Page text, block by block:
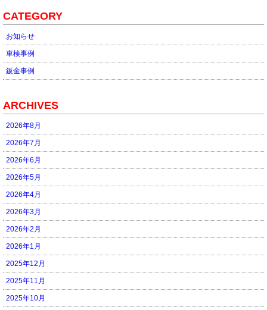
CATEGORY
お知らせ
車検事例
鈑金事例
ARCHIVES
2026年8月
2026年7月
2026年6月
2026年5月
2026年4月
2026年3月
2026年2月
2026年1月
2025年12月
2025年11月
2025年10月